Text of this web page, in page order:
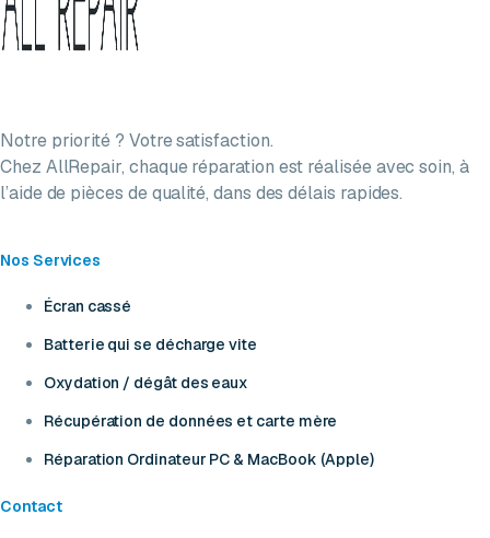
Notre priorité ? Votre satisfaction.
Chez AllRepair, chaque réparation est réalisée avec soin, à
l’aide de pièces de qualité, dans des délais rapides.
Nos Services
Écran cassé
Batterie qui se décharge vite
Oxydation / dégât des eaux
Récupération de données et carte mère
Réparation Ordinateur PC & MacBook (Apple)
Contact